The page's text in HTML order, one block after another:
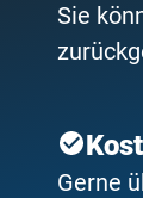
Sie
Gerne